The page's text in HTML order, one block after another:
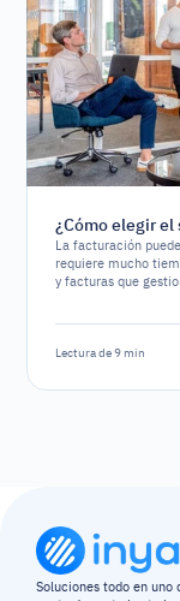
¿Cómo elegir
La facturación
requiere mucho
y facturas que
automatizar y
resultar todo un
Lectura de 9 min
Soluciones todo en uno